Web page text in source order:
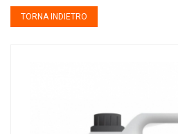
TORNA INDIETRO